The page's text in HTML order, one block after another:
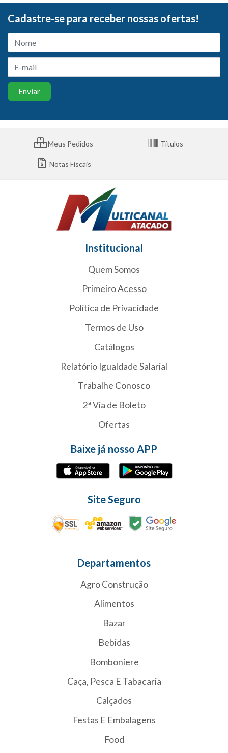
Cadastre-se para receber nossas ofertas!
Meus Pedidos Títulos
Notas Fiscais
Institucional
Quem Somos
Primeiro Acesso
Política de Privacidade
Termos de Uso
Catálogos
Relatório Igualdade Salarial
Trabalhe Conosco
2ª Via de Boleto
Ofertas
Baixe já nosso APP
Site Seguro
Departamentos
Agro Construção
Alimentos
Bazar
Bebidas
Bomboniere
Caça, Pesca E Tabacaria
Calçados
Festas E Embalagens
Food